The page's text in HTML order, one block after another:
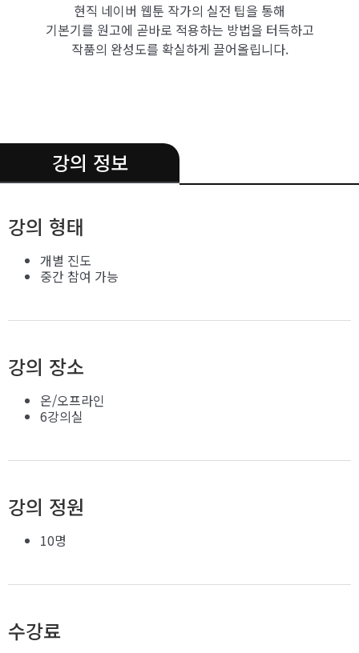
현직 네이버 웹툰 작가의 실전 팁을 통해
기본기를 원고에 곧바로 적용하는 방법을 터득하고
작품의 완성도를 확실하게 끌어올립니다.
강의 정보
강의 형태
개별 진도
중간 참여 가능
강의 장소
온/오프라인
6강의실
강의 정원
10명
수강료